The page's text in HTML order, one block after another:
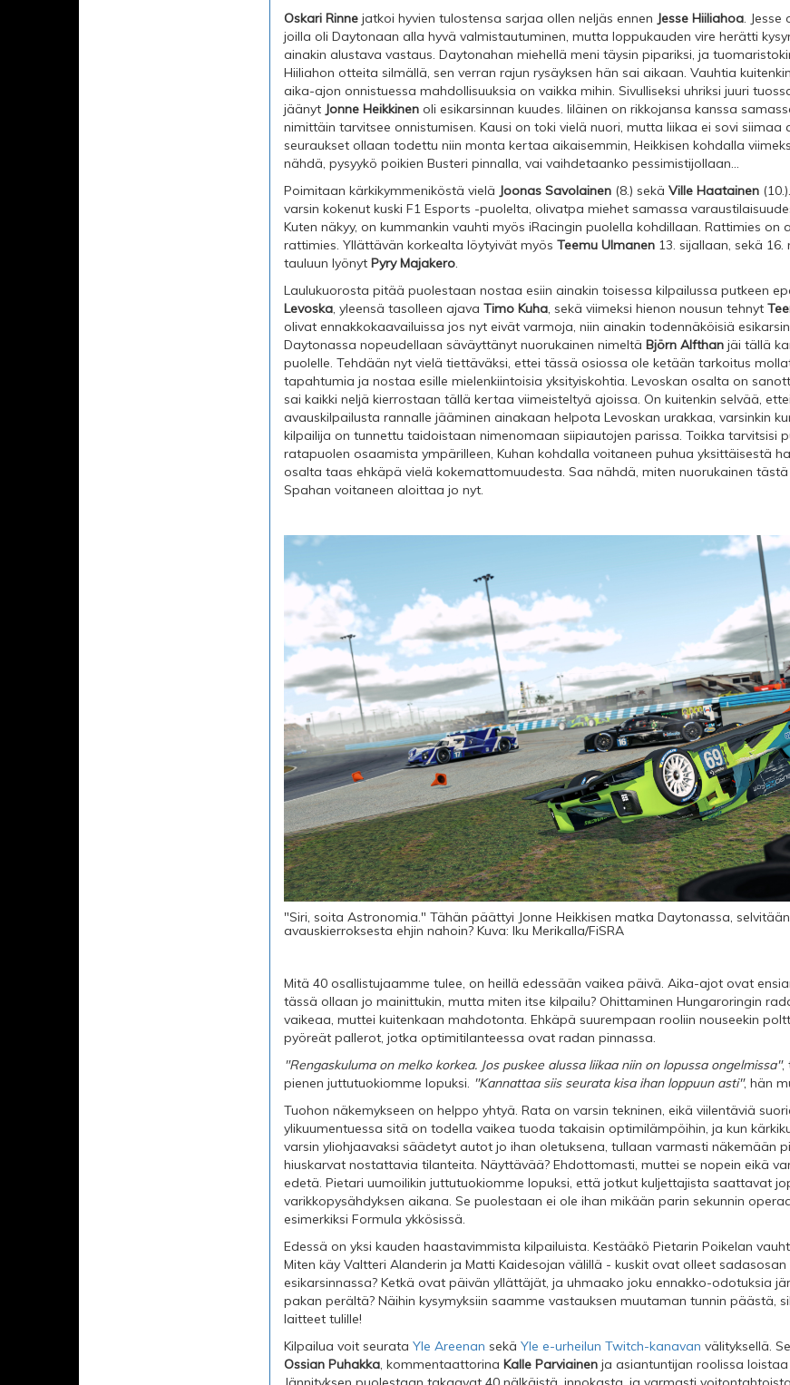
Oskari Rinne jatkoi hyvien tulostensa sarjaa ollen neljäs ennen Jesse Hiiliahoa. Jesse
joilla oli Daytonaan alla hyvä valmistautuminen, mutta loppukauden vire herätti
ainakin alustava vastaus. Daytonahan miehellä meni täysin pipariksi, ja
Hiiliahon otteita silmällä, sen verran rajun rysäyksen hän sai aikaan. Vauhtia
aika-ajon onnistuessa mahdollisuuksia on vaikka mihin. Sivulliseksi uhriksi juuri
jäänyt Jonne Heikkinen oli esikarsinnan kuudes. Iiläinen on rikkojansa kanssa
nimittäin tarvitsee onnistumisen. Kausi on toki vielä nuori, mutta liikaa ei sovi siimaa
seuraukset ollaan todettu niin monta kertaa aikaisemmin, Heikkisen kohdalla
nähdä, pysyykö poikien Busteri pinnalla, vai vaihdetaanko pessimistijollaan...
Poimitaan kärkikymmeniköstä vielä Joonas Savolainen (8.) sekä Ville Haatainen
varsin kokenut kuski F1 Esports -puolelta, olivatpa miehet samassa
Kuten näkyy, on kummankin vauhti myös iRacingin puolella kohdillaan. Rattimies
rattimies. Yllättävän korkealta löytyivät myös Teemu Ulmanen 13. sijallaan, sekä
tauluun lyönyt Pyry Majakero.
Laulukuorosta pitää puolestaan nostaa esiin ainakin toisessa kilpailussa putkeen
Levoska, yleensä tasolleen ajava Timo Kuha, sekä viimeksi hienon nousun tehnyt
olivat ennakkokaavailuissa jos nyt eivät varmoja, niin ainakin todennäköisiä
Daytonassa nopeudellaan säväyttänyt nuorukainen nimeltä Björn Alfthan jäi tällä
puolelle. Tehdään nyt vielä tiettäväksi, ettei tässä osiossa ole ketään tarkoitus
tapahtumia ja nostaa esille mielenkiintoisia yksityiskohtia. Levoskan osalta on
sai kaikki neljä kierrostaan tällä kertaa viimeisteltyä ajoissa. On kuitenkin selvää,
avauskilpailusta rannalle jääminen ainakaan helpota Levoskan urakkaa, varsinkin
kilpailija on tunnettu taidoistaan nimenomaan siipiautojen parissa. Toikka tarvitsisi
ratapuolen osaamista ympärilleen, Kuhan kohdalla voitaneen puhua yksittäisestä
osalta taas ehkäpä vielä kokemattomuudesta. Saa nähdä, miten nuorukainen
Spahan voitaneen aloittaa jo nyt.
"Siri, soita Astronomia." Tähän päättyi Jonne Heikkisen matka Daytonassa,
avauskierroksesta ehjin nahoin? Kuva: Iku Merikalla/FiSRA
Mitä 40 osallistujaamme tulee, on heillä edessään vaikea päivä. Aika-ajot ovat
tässä ollaan jo mainittukin, mutta miten itse kilpailu? Ohittaminen Hungaroringin
vaikeaa, muttei kuitenkaan mahdotonta. Ehkäpä suurempaan rooliin nouseekin
pyöreät pallerot, jotka optimitilanteessa ovat radan pinnassa.
"Rengaskuluma on melko korkea. Jos puskee alussa liikaa niin on lopussa ongelmissa",
pienen juttutuokiomme lopuksi. "Kannattaa siis seurata kisa ihan loppuun asti", hän
Tuohon näkemykseen on helppo yhtyä. Rata on varsin tekninen, eikä viilentäviä
ylikuumentuessa sitä on todella vaikea tuoda takaisin optimilämpöihin, ja kun
varsin yliohjaavaksi säädetyt autot jo ihan oletuksena, tullaan varmasti näkemään
hiuskarvat nostattavia tilanteita. Näyttävää? Ehdottomasti, muttei se nopein eikä
edetä. Pietari uumoilikin juttutuokiomme lopuksi, että jotkut kuljettajista saattavat
varikkopysähdyksen aikana. Se puolestaan ei ole ihan mikään parin sekunnin
esimerkiksi Formula ykkösissä.
Edessä on yksi kauden haastavimmista kilpailuista. Kestääkö Pietarin Poikelan
Miten käy Valtteri Alanderin ja Matti Kaidesojan välillä - kuskit ovat olleet
esikarsinnassa? Ketkä ovat päivän yllättäjät, ja uhmaako joku ennakko-odotuksia
pakan perältä? Näihin kysymyksiin saamme vastauksen muutaman tunnin päästä,
laitteet tulille!
Kilpailua voit seurata Yle Areenan sekä Yle e-urheilun Twitch-kanavan välityksellä.
Ossian Puhakka, kommentaattorina Kalle Parviainen ja asiantuntijan roolissa loistaa